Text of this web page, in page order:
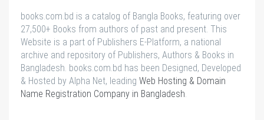
books.com.bd is a catalog of Bangla Books, featuring over
27,500+ Books from authors of past and present. This
Website is a part of Publishers E-Platform, a national
archive and repository of Publishers, Authors & Books in
Bangladesh. books.com.bd has been Designed, Developed
& Hosted by Alpha Net, leading Web Hosting & Domain
Name Registration Company in Bangladesh.